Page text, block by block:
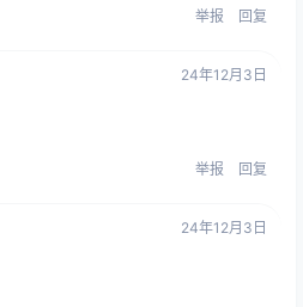
举报 回复
24年12月3日
举报 回复
24年12月3日